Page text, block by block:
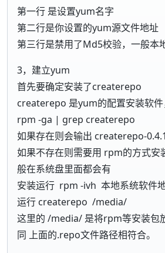
第一行 是设置yum名字
第二行是你设置的yum源文件地址
第三行是禁用了Md5校验，一般本
3，建立yum
首先要确定安装了createrepo
createrepo 是yum的配置安装软
rpm -ga | grep createrepo
如果存在则会输出 createrepo-
如果不存在则需要用 rpm的方式安
般在系统盘里面都会有
安装运行 rpm -ivh 本地系统软件
运行 createrepo /media/
这里的 /media/ 是将rpm等安装包
同 上面的.repo文件路径相符合。